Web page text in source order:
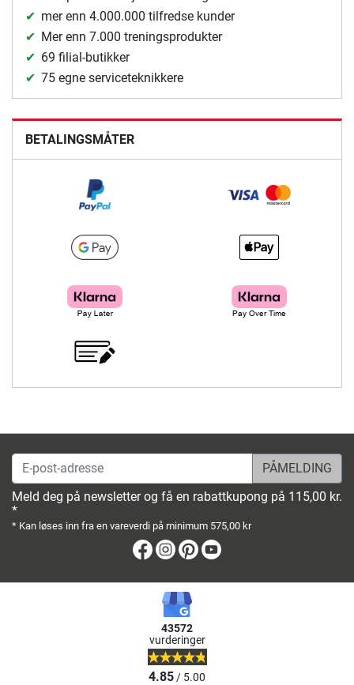
mer enn 4.000.000 tilfredse kunder
Mer enn 7.000 treningsprodukter
69 filial-butikker
75 egne serviceteknikkere
BETALINGSMÅTER
E-post-adresse
Meld deg på newsletter og få en rabattkupong på 115,00 kr.
*
* Kan løses inn fra en vareverdi på minimum 575,00 kr
Facebook
Instagram
Pinterest
43572
vurderinger
4.85/ 5.00